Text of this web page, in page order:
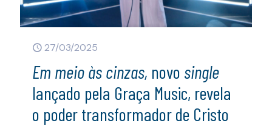
27/03/2025
Em meio às cinzas, novo single
lançado pela Graça Music, revela
o poder transformador de Cristo